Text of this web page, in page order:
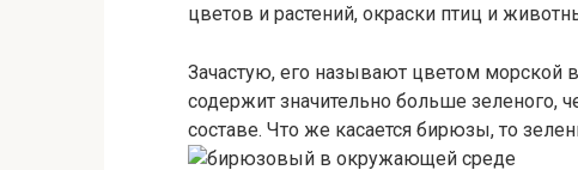
цветов и растений, окраски птиц и
Зачастую, его называют цветом морской
содержит значительно больше зеленого,
составе. Что же касается бирюзы, то